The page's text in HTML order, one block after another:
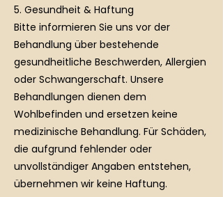
5. Gesundheit & Haftung
Bitte informieren Sie uns vor der
Behandlung über bestehende
gesundheitliche Beschwerden, Allergien
oder Schwangerschaft. Unsere
Behandlungen dienen dem
Wohlbefinden und ersetzen keine
medizinische Behandlung. Für Schäden,
die aufgrund fehlender oder
unvollständiger Angaben entstehen,